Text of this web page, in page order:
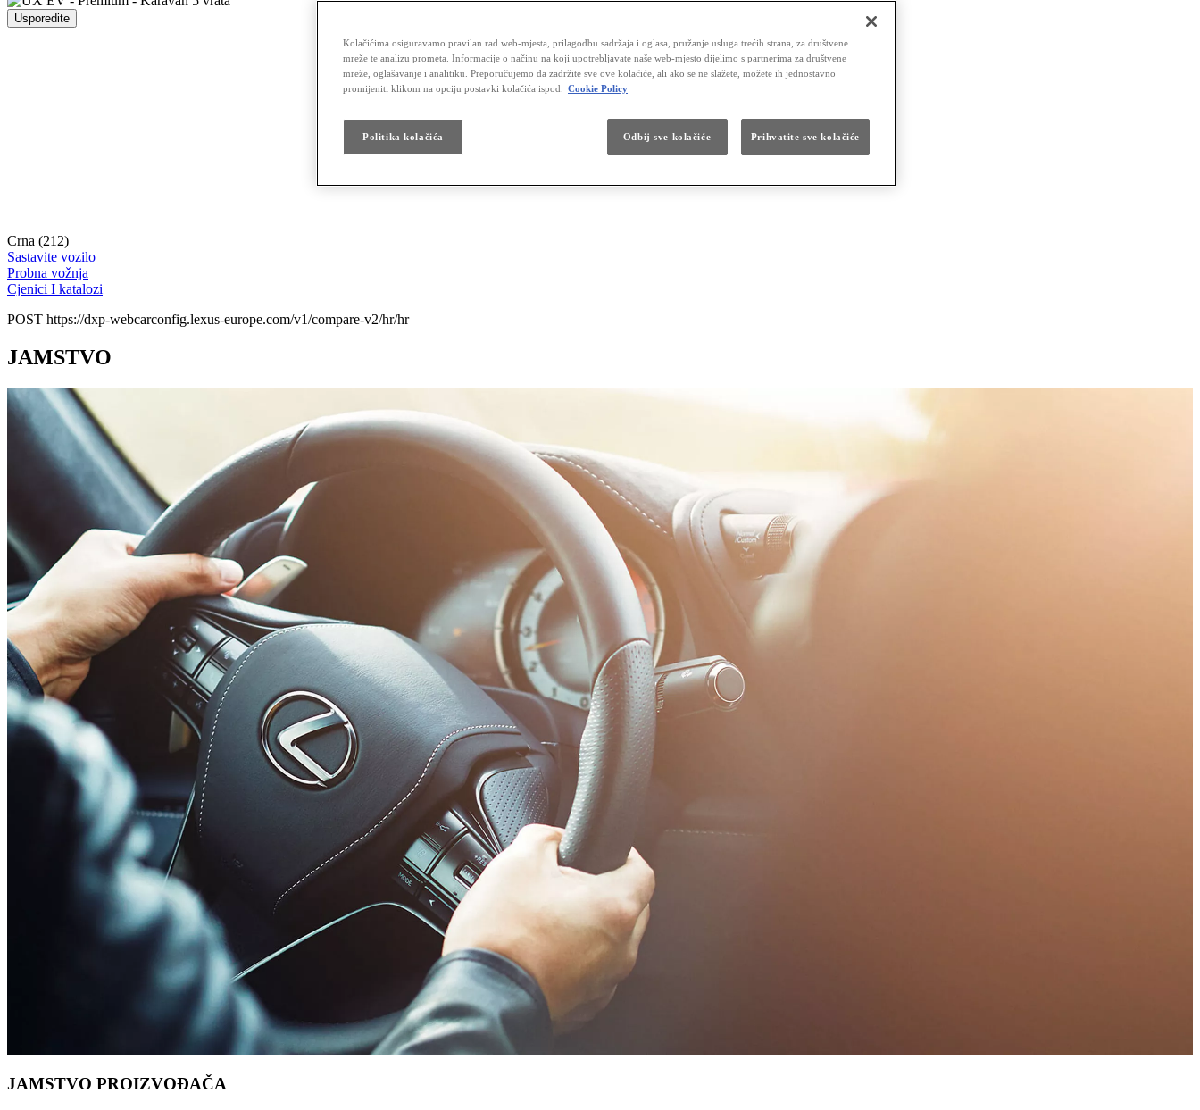
Usporedite
Crna (212)
Sastavite vozilo
Probna vožnja
Cjenici I katalozi
POST https://dxp-webcarconfig.lexus-europe.com/v1/compare-v2/hr/hr
JAMSTVO
JAMSTVO PROIZVOĐAČA
Kolačićima osiguravamo pravilan rad web-mjesta, prilagodbu sadržaja i oglasa, pružanje usluga trećih strana, za društvene
mreže te analizu prometa. Informacije o načinu na koji upotrebljavate naše web-mjesto dijelimo s partnerima za društvene
mreže, oglašavanje i analitiku. Preporučujemo da zadržite sve ove kolačiće, ali ako se ne slažete, možete ih jednostavno
promijeniti klikom na opciju postavki kolačića ispod.
Cookie Policy
Politika kolačića Odbij sve kolačiće Prihvatite sve kolačiće